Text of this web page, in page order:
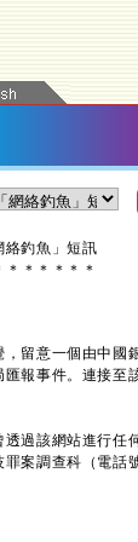
絡釣魚」短訊
＊ ＊ ＊ ＊ ＊ ＊
意一個由中國
報事件。連接至
該網站進行任
案調查科（電話